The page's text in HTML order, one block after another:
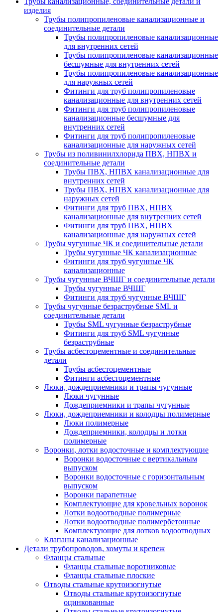
изделия
Трубы полипропиленовые канализационные и
соединительные детали
Трубы полипропиленовые канализационные
для внутренних сетей
Трубы полипропиленовые канализационные
бесшумные для внутренних сетей
Трубы полипропиленовые канализационные
для наружных сетей
Фитинги для труб полипропиленовые
канализационные для внутренних сетей
Фитинги для труб полипропиленовые
канализационные бесшумные для
внутренних сетей
Фитинги для труб полипропиленовые
канализационные для наружных сетей
Трубы из поливинилхлорида ПВХ, НПВХ и
соединительные детали
Трубы ПВХ, НПВХ канализационные для
внутренних сетей
Трубы ПВХ, НПВХ канализационные для
наружных сетей
Фитинги для труб ПВХ, НПВХ
канализационные для внутренних сетей
Фитинги для труб ПВХ, НПВХ
канализационные для наружных сетей
Трубы чугунные ЧК и соединительные детали
Трубы чугунные ЧК канализационные
Фитинги для труб чугунные ЧК
канализационные
Трубы чугунные ВЧШГ и соединительные детали
Трубы чугунные ВЧШГ
Фитинги для труб чугунные ВЧШГ
Трубы чугунные безраструбные SML и
соединительные детали
Трубы SML чугунные безраструбные
Фитинги для труб SML чугунные
безраструбные
Трубы асбестоцементные и соединительные
детали
Трубы асбестоцементные
Фитинги асбестоцементные
Люки, дождеприемники и трапы чугунные
Люки чугунные
Дождеприемники и трапы чугунные
Люки, дождеприемники и колодцы полимерные
Люки полимерные
Дождеприемники, колодцы и лотки
полимерные
Воронки, лотки водосточные и комплектующие
Воронки водосточные с вертикальным
выпуском
Воронки водосточные с горизонтальным
выпуском
Воронки парапетные
Комплектующие для кровельных воронок
Лотки водоотводные полимерные
Лотки водоотводные полимербетонные
Комплектующие для лотков водоотводных
Клапаны канализационные
Детали трубопроводов, хомуты и крепеж
Фланцы стальные
Фланцы стальные воротниковые
Фланцы стальные плоские
Отводы стальные крутоизогнутые
Отводы стальные крутоизогнутые
оцинкованные